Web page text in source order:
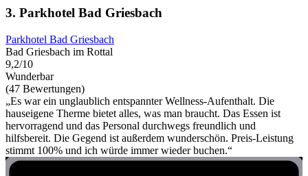
3. Parkhotel Bad Griesbach
Parkhotel Bad Griesbach
Bad Griesbach im Rottal
9,2/10
Wunderbar
(47 Bewertungen)
„Es war ein unglaublich entspannter Wellness-Aufenthalt. Die
hauseigene Therme bietet alles, was man braucht. Das Essen ist
hervorragend und das Personal durchwegs freundlich und
hilfsbereit. Die Gegend ist außerdem wunderschön. Preis-Leistung
stimmt 100% und ich würde immer wieder buchen.“